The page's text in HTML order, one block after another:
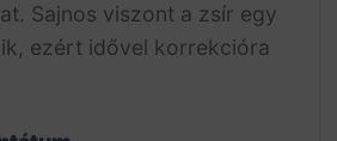
Sajnos viszont a zsír egy
ezért idővel korrekcióra